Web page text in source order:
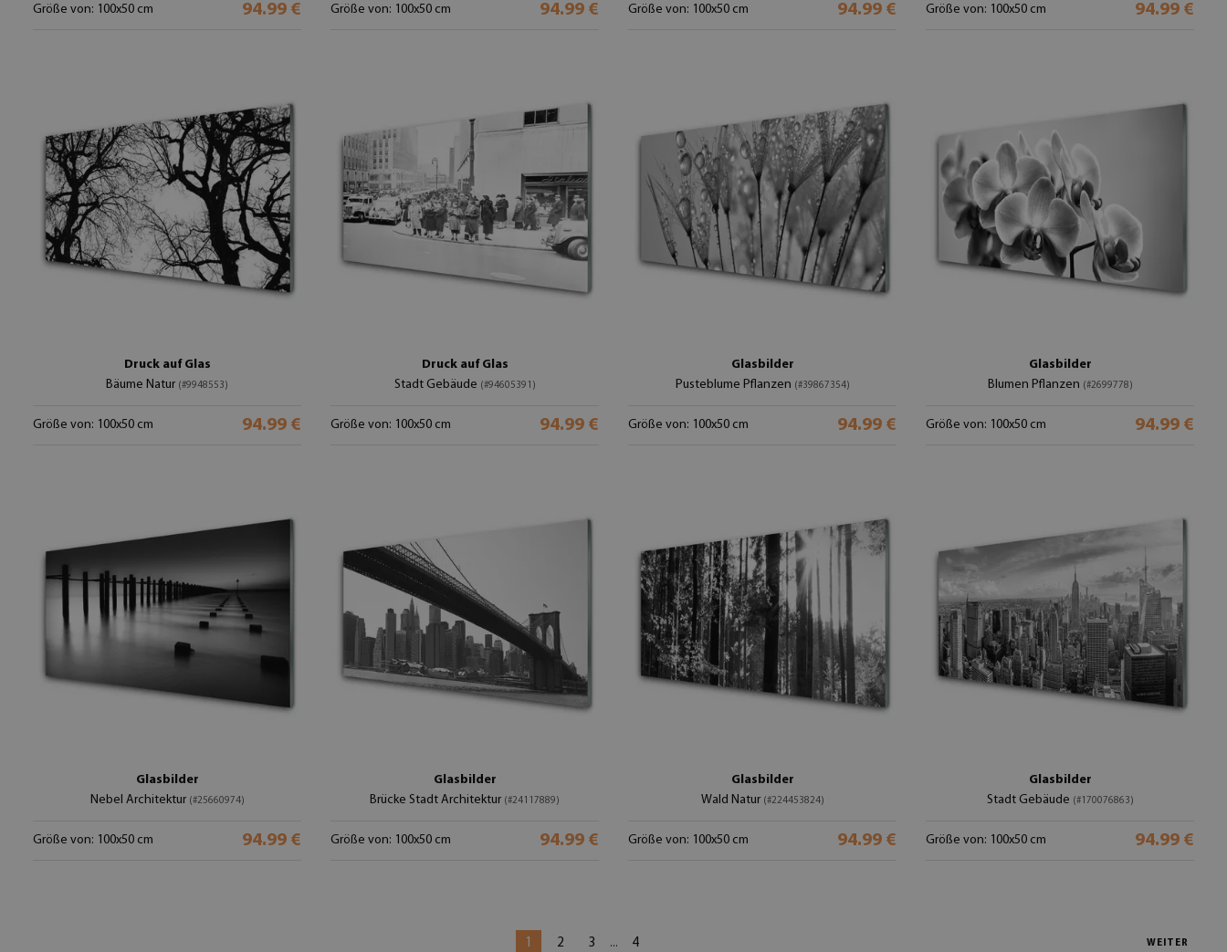
Größe von: 100x50 cm 94.99 € Größe von: 100x50 cm 94.99 € Größe von: 100x50 cm 94.99 € Größe von: 100x50 cm 94.99 €
Druck auf Glas
Bäume Natur (#9948553)
Größe von: 100x50 cm 94.99 €
Druck auf Glas
Stadt Gebäude (#94605391)
Größe von: 100x50 cm 94.99 €
Glasbilder
Pusteblume Pflanzen (#39867354)
Größe von: 100x50 cm 94.99 €
Glasbilder
Blumen Pflanzen (#2699778)
Größe von: 100x50 cm 94.99 €
Glasbilder
Nebel Architektur (#25660974)
Größe von: 100x50 cm 94.99 €
Glasbilder
Brücke Stadt Architektur (#24117889)
Größe von: 100x50 cm 94.99 €
Glasbilder
Wald Natur (#224453824)
Größe von: 100x50 cm 94.99 €
Glasbilder
Stadt Gebäude (#170076863)
Größe von: 100x50 cm 94.99 €
1 2 3 ... 4 WEITER